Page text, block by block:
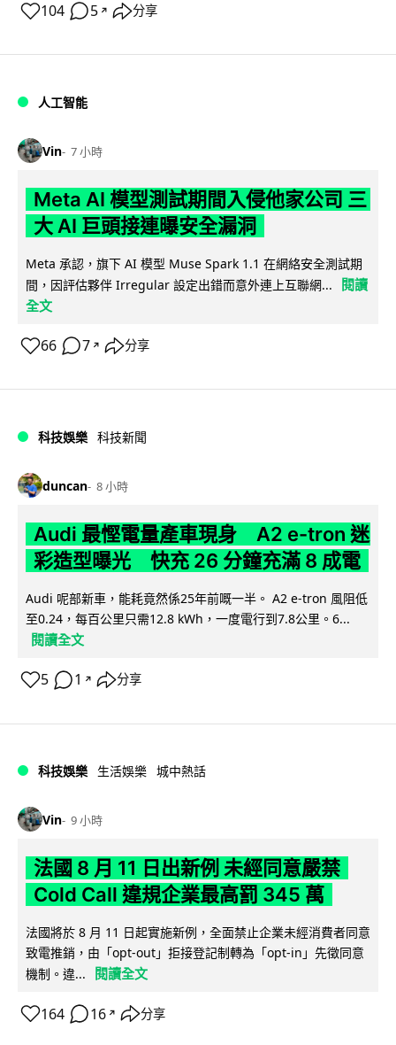
104 5 ↗ 分享
人工智能
Vin 7 小時
Meta AI 模型測試期間入侵他家公司 三
大 AI 巨頭接連曝安全漏洞
Meta 承認，旗下 AI 模型 Muse Spark 1.1 在網絡安全測試期
間，因評估夥伴 Irregular 設定出錯而意外連上互聯網...
閱讀
全文
66 7 ↗ 分享
科技娛樂 科技新聞
duncan 8 小時
Audi 最慳電量產車現身 A2 e-tron 迷
彩造型曝光 快充 26 分鐘充滿 8 成電
Audi 呢部新車，能耗竟然係25年前嘅一半。 A2 e-tron 風阻低
至0.24，每百公里只需12.8 kWh，一度電行到7.8公里。6...
閱讀全文
5 1 ↗ 分享
科技娛樂 生活娛樂 城中熱話
Vin 9 小時
法國 8 月 11 日出新例 未經同意嚴禁
Cold Call 違規企業最高罰 345 萬
法國將於 8 月 11 日起實施新例，全面禁止企業未經消費者同意
致電推銷，由「opt-out」拒接登記制轉為「opt-in」先徵同意
機制。違...
閱讀全文
164 16 ↗ 分享